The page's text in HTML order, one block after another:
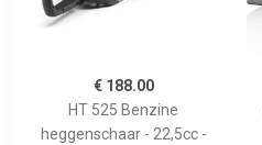
€ 188.00
HT 525 Benzine
heggenschaar - 22,5cc -